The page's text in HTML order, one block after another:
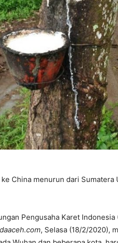
China menurun dari
Pengusaha Karet Indonesia
, Selasa (18/2/2020),